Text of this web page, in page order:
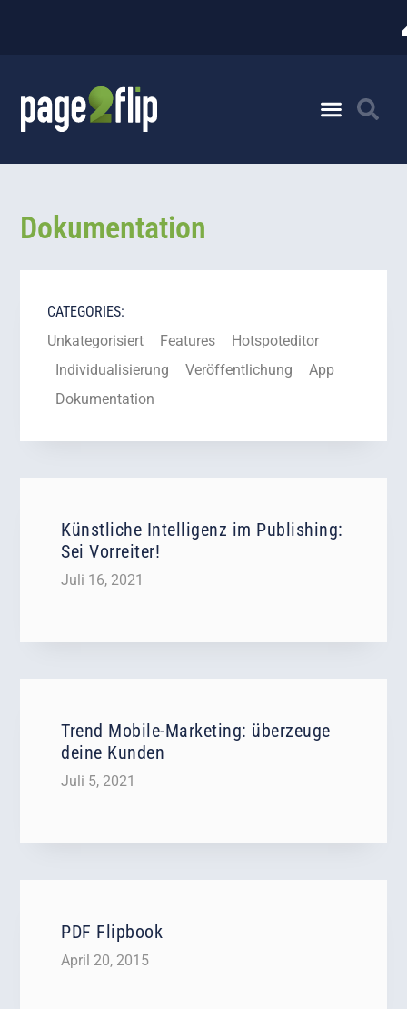
Dokumentation
CATEGORIES:
Unkategorisiert
Features
Hotspoteditor
Individualisierung
Veröffentlichung
App
Dokumentation
Künstliche Intelligenz im Publishing:
Sei Vorreiter!
Juli 16, 2021
Trend Mobile-Marketing: überzeuge
deine Kunden
Juli 5, 2021
PDF Flipbook
April 20, 2015